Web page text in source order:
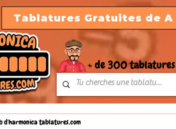
Tablatures Gratuites de A
+ de 300 tablatures
d'harmonica tablatures.com